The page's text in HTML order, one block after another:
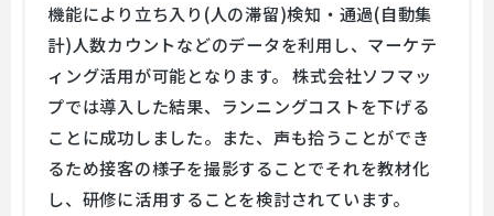
機能により立ち入り(人の滞留)検知・通過(自動集
計)人数カウントなどのデータを利用し、マーケテ
ィング活用が可能となります。 株式会社ソフマッ
プでは導入した結果、ランニングコストを下げる
ことに成功しました。また、声も拾うことができ
るため接客の様子を撮影することでそれを教材化
し、研修に活用することを検討されています。